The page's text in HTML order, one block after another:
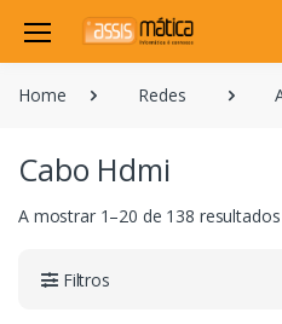
Home Redes
Cabo Hdmi
A mostrar 1–20 de 138 resultados
Filtros